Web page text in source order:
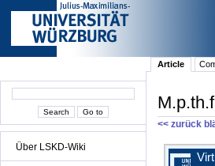
Über LSKD-Wiki
Article
<< zurück